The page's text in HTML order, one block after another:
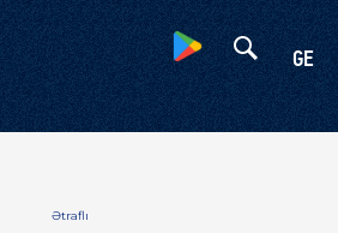
GE
Ətraflı